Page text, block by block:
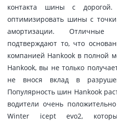
контакта шины с дорогой.
оптимизировать шины с
амортизации. Отличные
подтверждают то, что
компанией Hankook в полной
Hankook, вы не только
не внося вклад в
Популярность шин Hankook
водители очень
Winter icept evo2,